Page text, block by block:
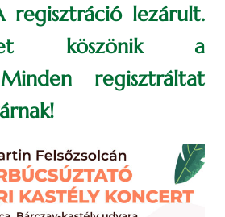
regisztráció lezárult.
köszönik a
regisztráltat